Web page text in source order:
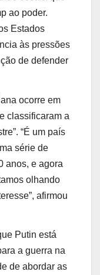
ao poder.
Estados
às pressões
de defender
ocorre em
classificaram a
“É um país
série de
anos, e agora
olhando
afirmou
Putin está
a guerra na
de abordar as